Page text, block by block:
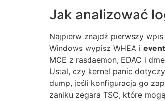
Jak analizować
Najpierw znajdź pierwszy
Windows wypisz WHEA i
MCE z rasdaemon, EDAC i
Ustal, czy kernel panic
dump, jeśli konfiguracja go
zaniku zegara TSC, które